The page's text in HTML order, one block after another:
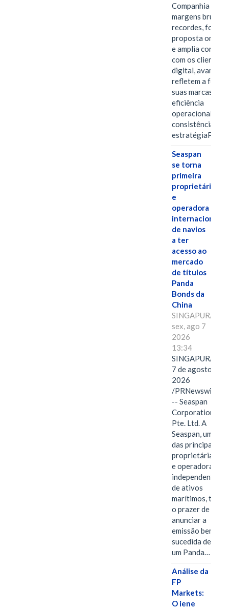
Companhia
margens brutas
recordes,
proposta
e amplia
com os clientes
digital, avanços
refletem a força
suas marcas, a
eficiência
operacional e a
consistência de
Seaspan
se torna
primeira
proprietária
e
operadora
internacional
de navios
a ter
acesso ao
mercado
de títulos
Panda
Bonds da
China
SINGAPURA,
sex, ago 7
2026
13:34
SINGAPURA,
7 de agosto de
2026
/PRNewswire/
-- Seaspan
Corporation
Pte. Ltd. A
Seaspan, uma
das principais
proprietárias
e operadoras
independentes
de ativos
marítimos, tem
o prazer de
anunciar a
emissão bem-
sucedida de
um Panda…
Análise da
FP
Markets:
O iene